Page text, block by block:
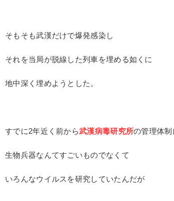
そもそも武漢だけで爆発感染し
それを当局が脱線した列車を埋める如くに
地中深く埋めようとした。
すでに2年近く前から武漢病毒研究所の管理体制
生物兵器なんてすごいものでなくて
いろんなウイルスを研究していたんだが